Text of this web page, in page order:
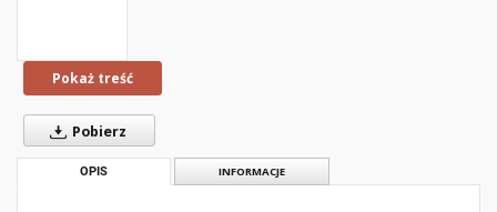
Pokaż treść
Pobierz
OPIS INFORMACJE